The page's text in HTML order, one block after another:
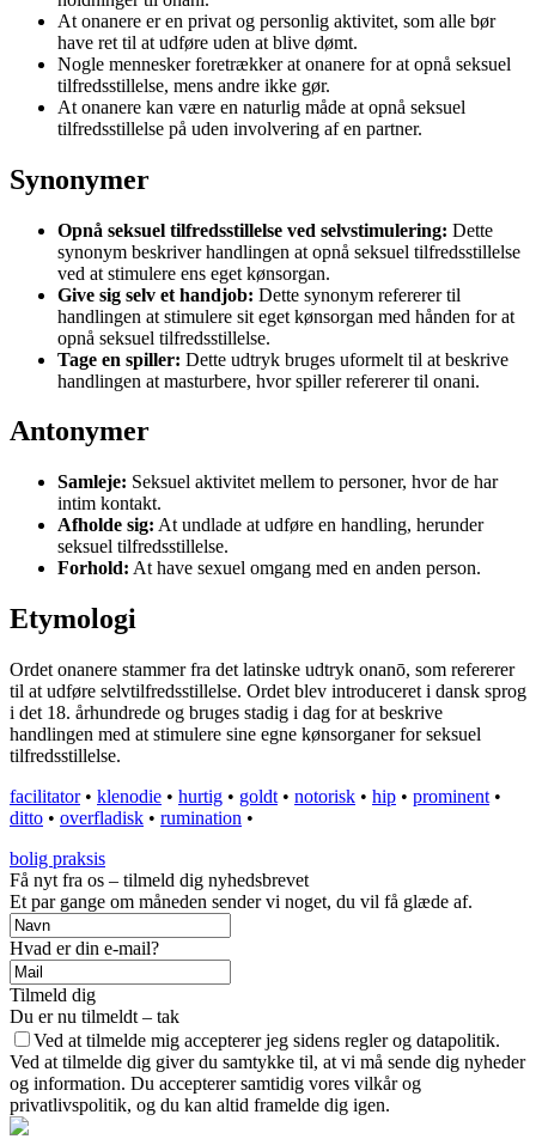
At onanere er en privat og personlig aktivitet, som alle bør
have ret til at udføre uden at blive dømt.
Nogle mennesker foretrækker at onanere for at opnå seksuel
tilfredsstillelse, mens andre ikke gør.
At onanere kan være en naturlig måde at opnå seksuel
tilfredsstillelse på uden involvering af en partner.
Synonymer
Opnå seksuel tilfredsstillelse ved selvstimulering: Dette
synonym beskriver handlingen at opnå seksuel tilfredsstillelse
ved at stimulere ens eget kønsorgan.
Give sig selv et handjob: Dette synonym refererer til
handlingen at stimulere sit eget kønsorgan med hånden for at
opnå seksuel tilfredsstillelse.
Tage en spiller: Dette udtryk bruges uformelt til at beskrive
handlingen at masturbere, hvor spiller refererer til onani.
Antonymer
Samleje: Seksuel aktivitet mellem to personer, hvor de har
intim kontakt.
Afholde sig: At undlade at udføre en handling, herunder
seksuel tilfredsstillelse.
Forhold: At have sexuel omgang med en anden person.
Etymologi
Ordet onanere stammer fra det latinske udtryk onanō, som refererer
til at udføre selvtilfredsstillelse. Ordet blev introduceret i dansk sprog
i det 18. århundrede og bruges stadig i dag for at beskrive
handlingen med at stimulere sine egne kønsorganer for seksuel
tilfredsstillelse.
facilitator• klenodie • hurtig • goldt • notorisk • hip • prominent •
ditto • overfladisk • rumination •
bolig praksis
Få nyt fra os – tilmeld dig nyhedsbrevet
Et par gange om måneden sender vi noget, du vil få glæde af.
Hvad er din e-mail?
Tilmeld dig
Du er nu tilmeldt – tak
Ved at tilmelde mig accepterer jeg sidens regler og datapolitik.
Ved at tilmelde dig giver du samtykke til, at vi må sende dig nyheder
og information. Du accepterer samtidig vores vilkår og
privatlivspolitik, og du kan altid framelde dig igen.